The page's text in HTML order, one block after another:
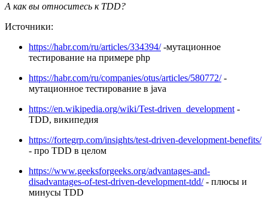
А как вы относитесь к TDD?
Источники:
https://habr.com/ru/articles/334394/-мутационное
тестирование на примере php
https://habr.com/ru/companies/otus/articles/580772/-
мутационное тестирование в java
https://en.wikipedia.org/wiki/Test-driven_development -
TDD, википедия
https://fortegrp.com/insights/test-driven-development-benefits/
- про TDD в целом
https://www.geeksforgeeks.org/advantages-and-
disadvantages-of-test-driven-development-tdd/- плюсы и
минусы TDD